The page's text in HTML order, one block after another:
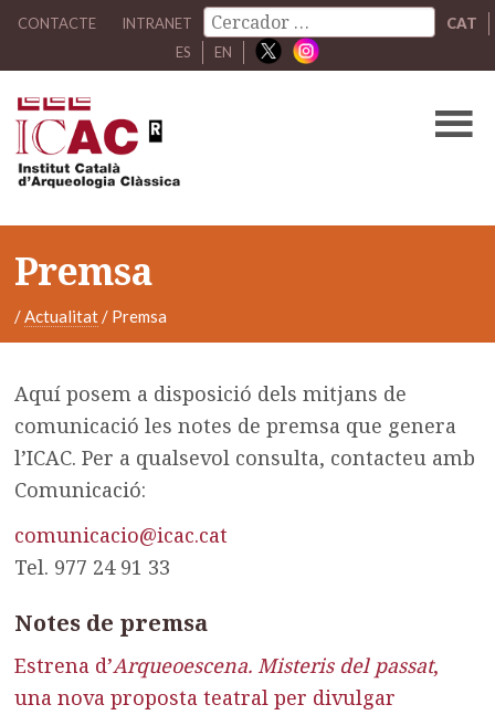
CONTACTE INTRANET
CAT
ES
EN
Premsa
/Actualitat/ Premsa
Aquí posem a disposició dels mitjans de
comunicació les notes de premsa que genera
l’ICAC. Per a qualsevol consulta, contacteu amb
Comunicació:
comunicacio@icac.cat
Tel. 977 24 91 33
Notes de premsa
Estrena d’Arqueoescena. Misteris del passat,
una nova proposta teatral per divulgar